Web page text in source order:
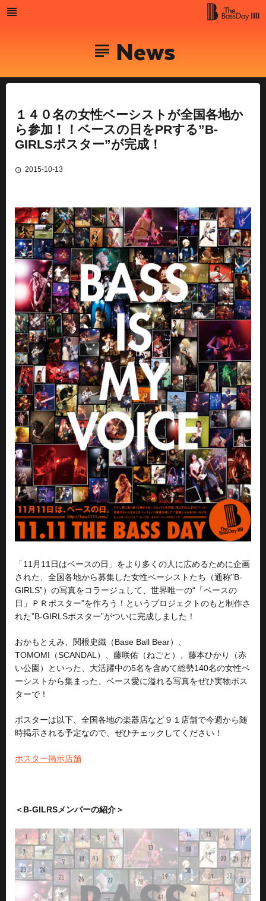
Skip
News
１４０名の女性ベーシストが全国各地か
ら参加！！ベースの日をPRする”B-
GIRLSポスター”が完成！
2015-10-13
「11月11日はベースの日」をより多くの人に広めるために企画
された、全国各地から募集した女性ベーシストたち（通称”B-
GIRLS”）の写真をコラージュして、世界唯一の“「ベースの
日」ＰＲポスター”を作ろう！というプロジェクトのもと制作さ
れた”B-GIRLSポスター”がついに完成しました！
おかもとえみ、関根史織（Base Ball Bear）、
TOMOMI（SCANDAL）、藤咲佑（ねごと）、藤本ひかり（赤
い公園）といった、大活躍中の5名を含めて総勢140名の女性ベ
ーシストから集まった、ベース愛に溢れる写真をぜひ実物ポス
ターで！
ポスターは以下、全国各地の楽器店など９１店舗で今週から随
時掲示される予定なので、ぜひチェックしてください！
ポスター掲示店舗
＜B-GILRSメンバーの紹介＞